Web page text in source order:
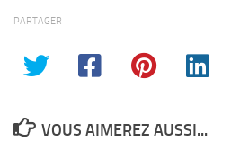
PARTAGER
VOUS AIMEREZ AUSSI...